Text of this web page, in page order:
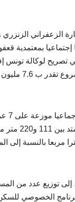
الزعفراني
تصريح لوكالة تونس
والصندوق السعودي للتنمية
توزيع عدد من
الخصوصي للسكن